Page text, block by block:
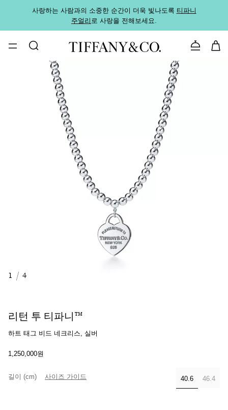
사랑하는 사람과의 소중한 순간이 더욱 빛나도록 티파니
주얼리로 사랑을 전해보세요.
문의하기
1 / 4
리턴 투 티파니™
하트 태그 비드 네크리스, 실버
1,250,000원
길이 (cm) 사이즈 가이드
40.6
선택됨
46.4